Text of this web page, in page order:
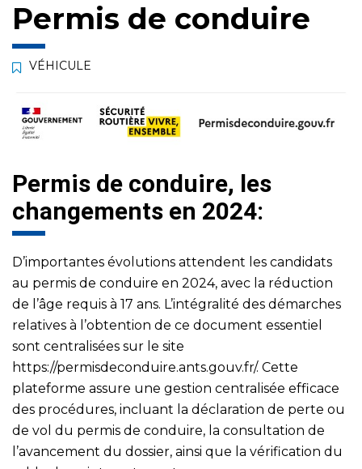
Permis de conduire
VÉHICULE
Permis de conduire, les
changements en 2024:
D’importantes évolutions attendent les candidats
au permis de conduire en 2024, avec la réduction
de l’âge requis à 17 ans. L’intégralité des démarches
relatives à l’obtention de ce document essentiel
sont centralisées sur le site
https://permisdeconduire.ants.gouv.fr/. Cette
plateforme assure une gestion centralisée efficace
des procédures, incluant la déclaration de perte ou
de vol du permis de conduire, la consultation de
l’avancement du dossier, ainsi que la vérification du